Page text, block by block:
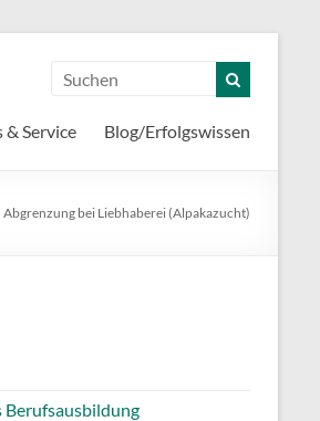
& Service Blog/Erfolgswissen
Abgrenzung bei Liebhaberei (Alpakazucht)
Berufsausbildung